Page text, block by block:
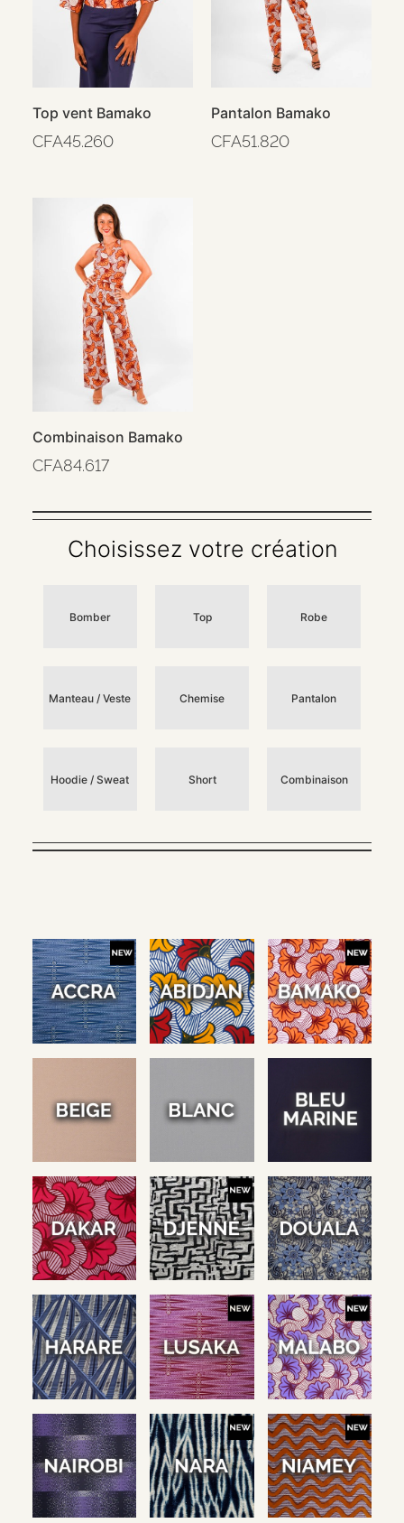
Top vent Bamako
CFA45.260
Pantalon Bamako
CFA51.820
Combinaison Bamako
CFA84.617
Choisissez votre création
Bomber Top Robe
Manteau / Veste Chemise Pantalon
Hoodie / Sweat Short Combinaison